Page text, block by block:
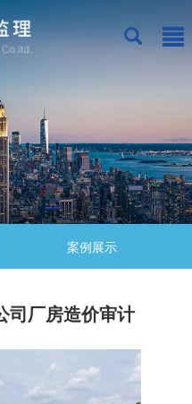
案例展示
司厂房造价审计